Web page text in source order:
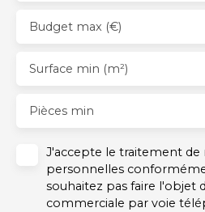
Budget max (€)
Surface min (m²)
Pièces min
J'accepte le traitement de
personnelles
souhaitez pas faire l'objet
commerciale par voie